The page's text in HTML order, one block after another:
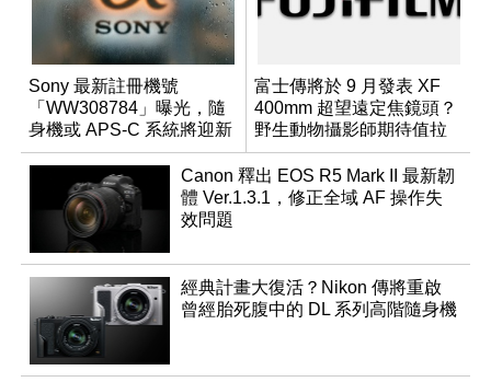
Sony 最新註冊機號
「WW308784」曝光，隨
身機或 APS-C 系統將迎新
成員？
富士傳將於 9 月發表 XF
400mm 超望遠定焦鏡頭？
野生動物攝影師期待值拉
滿
Canon 釋出 EOS R5 Mark II 最新韌
體 Ver.1.3.1，修正全域 AF 操作失
效問題
經典計畫大復活？Nikon 傳將重啟
曾經胎死腹中的 DL 系列高階隨身機